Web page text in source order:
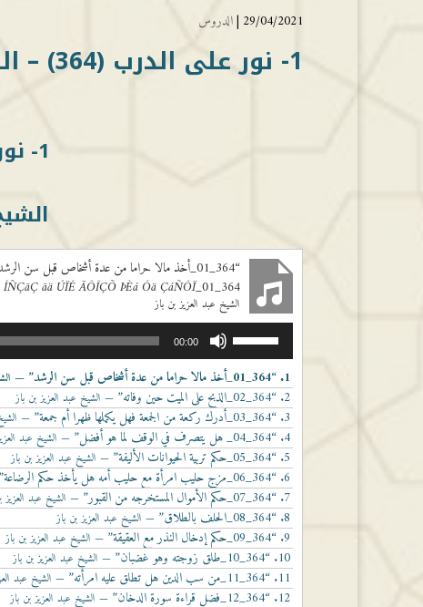
29/04/2021 | الدروس
1- نور على الدرب (364) – الشيخ عبد العزيز بن باز
1- نور على الدرب (364)
“364_01_أخذ مالا حراما من عدة أشخاص قبل سن الرشد”
364_01_ÃÎÐ ãÇáÇ ÍÑÇãÇ ãä ÚÏÉ ÃÔÎÇÕ ÞÈá Óä ÇáÑÔÏ
الشيخ عبد العزيز بن باز
مشغل
الصوت
00:00
أعلى/
أسفل
لزيادة
أو
خفض
مستوى
الصوت.
1. “364_01_أخذ مالا حراما من عدة أشخاص قبل سن الرشد” —
2. “364_02_الذبح على الميت حين وفاته” — الشيخ عبد العزيز بن باز
3. “364_03_أدرك ركعة من الجمعة فهل يكملها ظهرا أم جمعة” —
4. “364_04_ هل يتصرف في الوقف لما هو أفضل” — الشيخ عبد
5. “364_05_حكم تربية الحيوانات الأليفة” — الشيخ عبد العزيز بن باز
6. “364_06_مزج حليب امرأة مع حليب أمه هل يأخذ حكم الرضاعة”
7. “364_07_حكم الأموال المستخرجه من القبور” — الشيخ عبد العزيز
8. “364_08_الحلف بالطلاق” — الشيخ عبد العزيز بن باز
9. “364_09_حكم إدخال النذر مع العقيقة” — الشيخ عبد العزيز بن باز
10. “364_10_طلق زوجته وهو غضبان” — الشيخ عبد العزيز بن باز
11. “364_11_من سب الدين هل تطلق عليه امرأته” — الشيخ عبد
12. “364_12_فضل قراءة سورة الدخان” — الشيخ عبد العزيز بن باز